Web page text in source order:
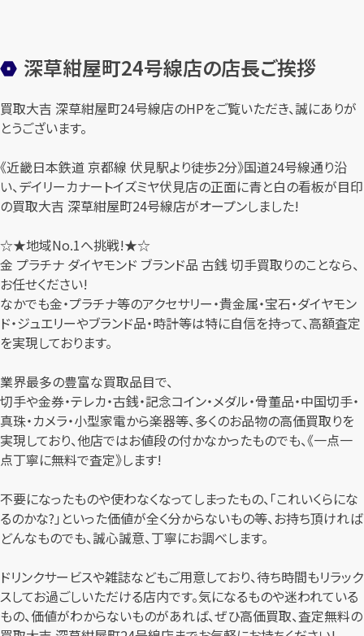
深草紺屋町24号線店の店長ご挨拶
買取大吉 深草紺屋町24号線店のHPをご覧いただき、誠にありが
とうございます。
《近畿日本鉄道 京都線 伏見駅より徒歩2分》国道24号線通り沿
い、デイリーカナートイズミヤ伏見店の正面に青と白の看板が目印
の買取大吉 深草紺屋町24号線店がオープンしました!
☆★地域No.1へ挑戦!★☆
金 プラチナ ダイヤモンド ブランド品 古銭 切手買取りのことなら、
お任せください!
なかでも金・プラチナ等のアクセサリー・貴金属・宝石・ダイヤモン
ド・ジュエリーやブランド品・時計等は特に自信を持って、高額査定
を実現しております。
業界最多の豊富な買取品目で、
切手や金券・テレカ・古銭・記念コイン・メダル・骨董品・中国切手・
真珠・カメラ・小型家電から楽器等、多くのお品物の高価買取りを
実現しており、他店ではお値段の付かなかったものでも、《一点一
点丁寧に無料で査定》します!
不要になったものや使わなくなってしまったもの、「これいくらにな
るのかな?」といった価値が全く分からないもの等、お持ち頂ければ
どんなものでも、誠心誠意、丁寧にお調べします。
ドリンクサービスや雑誌などもご用意しており、待ち時間もリラック
スしてお過ごしいただける店内です。気になるものや迷われている
もの、価値がわからないものがあれば、ぜひ高価買取、査定無料の